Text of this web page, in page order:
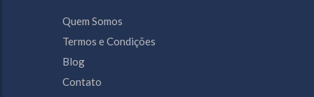
Quem Somos
Termos e Condições
Blog
Contato